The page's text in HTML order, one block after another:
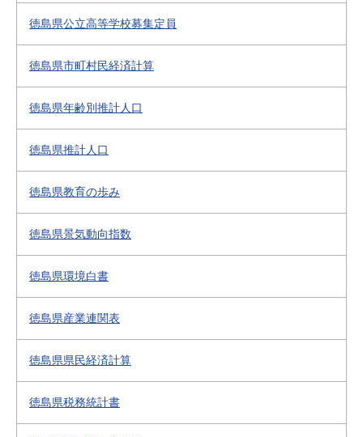
徳島県公立高等学校募集定員
徳島県市町村民経済計算
徳島県年齢別推計人口
徳島県推計人口
徳島県教育の歩み
徳島県景気動向指数
徳島県環境白書
徳島県産業連関表
徳島県県民経済計算
徳島県税務統計書